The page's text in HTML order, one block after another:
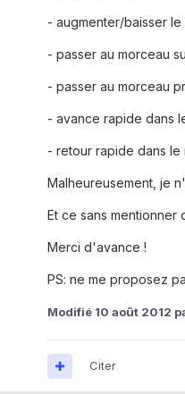
- augmenter/baisser le
- passer au morceau
- passer au morceau
- avance rapide dans
- retour rapide dans le
Malheureusement, je
Et ce sans mentionner
Merci d'avance !
PS: ne me proposez
Modifié 10 août 2012
Citer